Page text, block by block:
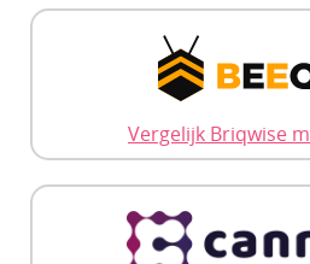
Vergelijk Briqwise